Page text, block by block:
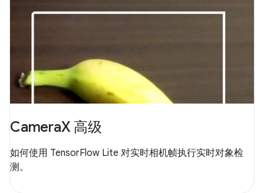
CameraX 高级
如何使用 TensorFlow Lite 对实时相机帧执行实时对象检
测。